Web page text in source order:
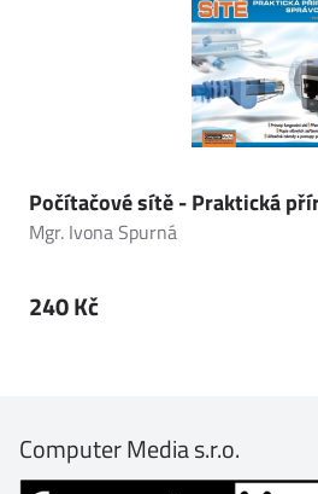
Počítačové sítě - Praktická
Mgr. Ivona Spurná
240 Kč
Computer Media s.r.o.